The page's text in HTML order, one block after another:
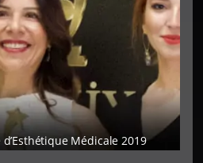
Médicale 2019